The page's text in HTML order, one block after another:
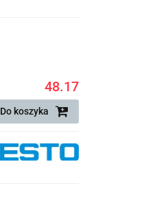
48.17
Do koszyka